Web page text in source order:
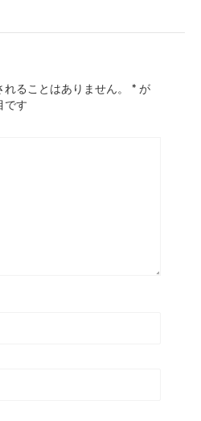
ることはありません。 * が
です